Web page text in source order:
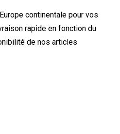
continentale pour vos
rapide en fonction du
de nos articles